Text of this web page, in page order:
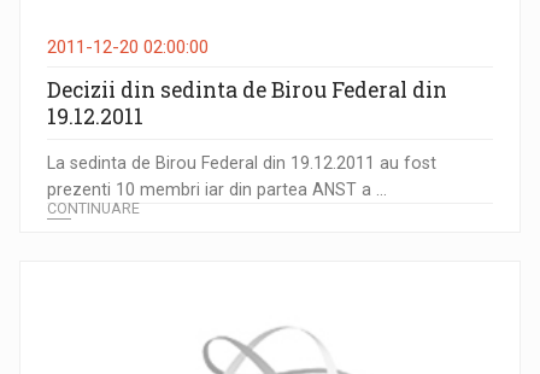
2011-12-20 02:00:00
Decizii din sedinta de Birou Federal din
19.12.2011
La sedinta de Birou Federal din 19.12.2011 au fost
prezenti 10 membri iar din partea ANST a ...
CONTINUARE